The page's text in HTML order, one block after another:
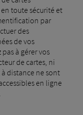
toute sécurité et
par
des
de vos
à gérer vos
de cartes, ni
distance ne sont
en ligne